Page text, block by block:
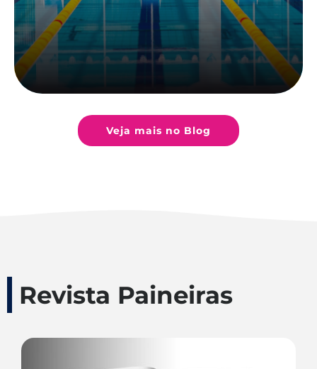
Veja mais no Blog
Revista Paineiras